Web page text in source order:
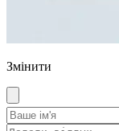
Змінити